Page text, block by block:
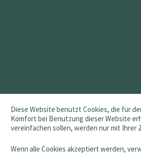
Diese Website benutzt Cookies, die für
Komfort bei Benutzung dieser Website
vereinfachen sollen, werden nur mit Ihrer
Wenn alle Cookies akzeptiert werden,